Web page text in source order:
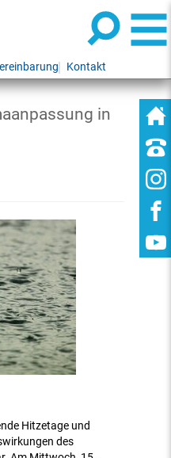
Kontakt
in
Hitzetage und
des